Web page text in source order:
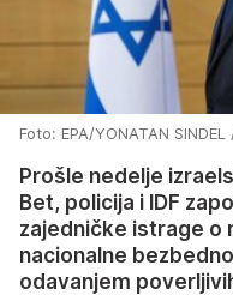
Foto: EPA/YONATAN SINDEL
Prošle nedelje
Bet, policija i IDF
zajedničke istrage o
nacionalne
odavanjem